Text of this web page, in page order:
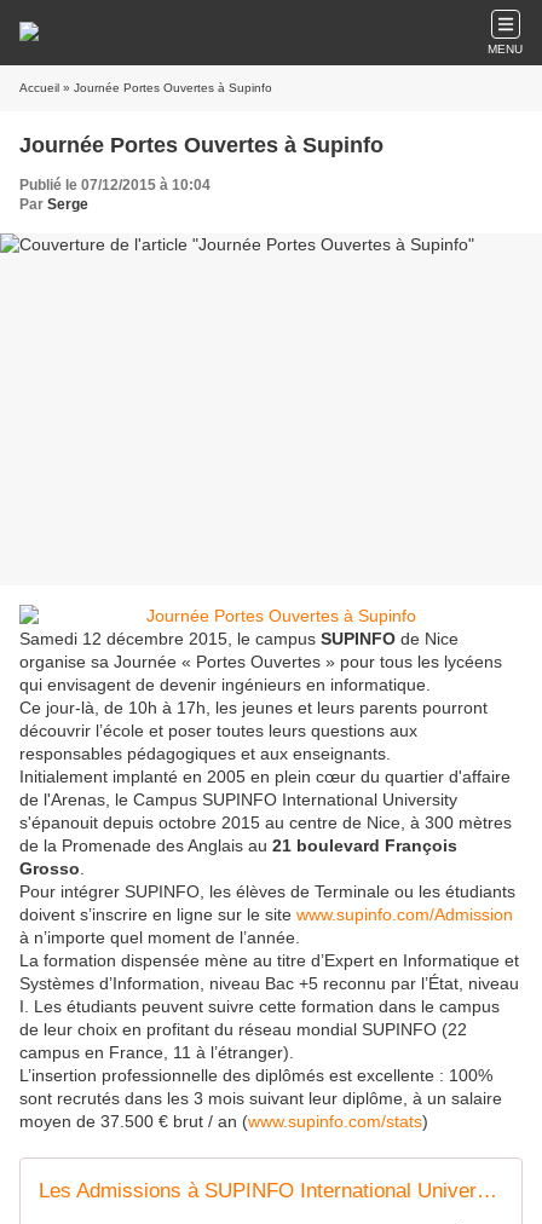
MENU
Accueil » Journée Portes Ouvertes à Supinfo
Journée Portes Ouvertes à Supinfo
Publié le 07/12/2015 à 10:04
Par Serge
Samedi 12 décembre 2015, le campus SUPINFO de Nice
organise sa Journée « Portes Ouvertes » pour tous les lycéens
qui envisagent de devenir ingénieurs en informatique.
Ce jour-là, de 10h à 17h, les jeunes et leurs parents pourront
découvrir l’école et poser toutes leurs questions aux
responsables pédagogiques et aux enseignants.
Initialement implanté en 2005 en plein cœur du quartier d'affaire
de l'Arenas, le Campus SUPINFO International University
s'épanouit depuis octobre 2015 au centre de Nice, à 300 mètres
de la Promenade des Anglais au 21 boulevard François
Grosso
Pour intégrer SUPINFO, les élèves de Terminale ou les étudiants
doivent s’inscrire en ligne sur le site www.supinfo.com/Admission
à n’importe quel moment de l’année.
La formation dispensée mène au titre d’Expert en Informatique et
Systèmes d’Information, niveau Bac +5 reconnu par l’État, niveau
I. Les étudiants peuvent suivre cette formation dans le campus
de leur choix en profitant du réseau mondial SUPINFO (22
campus en France, 11 à l’étranger).
L’insertion professionnelle des diplômés est excellente : 100%
sont recrutés dans les 3 mois suivant leur diplôme, à un salaire
moyen de 37.500 € brut / an (www.supinfo.com/stats)
Les Admissions à SUPINFO International University